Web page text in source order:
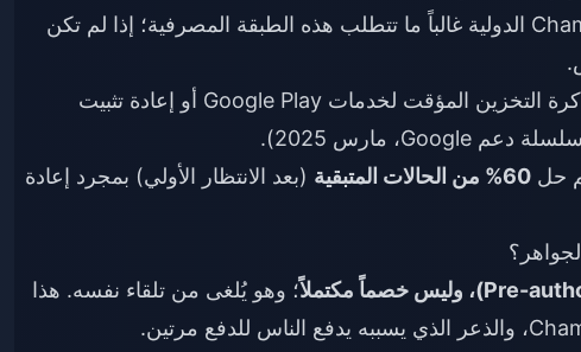
— عمليات شراء Chamet الدولية غالباً ما تتطلب هذه الطبقة المصرفية؛ إذا لم تكن
— مسح ذاكرة التخزين المؤقت لخدمات Google Play أو إعادة تثبيت
60% من الحالات المتبقية
(بعد الانتظار الأولي) بمجرد إعادة
؛ وهو يُلغى من تلقاء نفسه. هذا